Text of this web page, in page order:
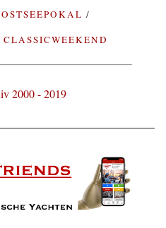
OSTSEEPOKAL
CLASSICWEEKEND
2000 - 2019